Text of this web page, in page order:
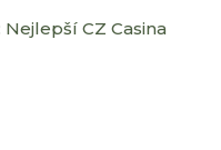
CZ Casina